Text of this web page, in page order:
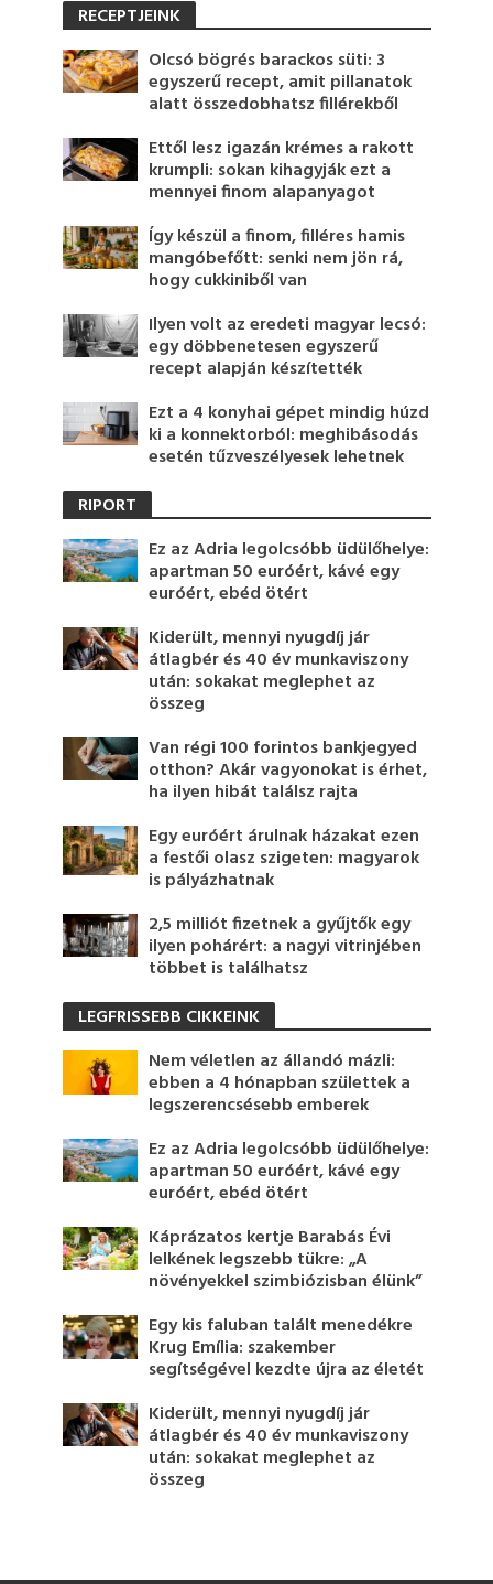
RECEPTJEINK
Olcsó bögrés barackos süti: 3
egyszerű recept, amit pillanatok
alatt összedobhatsz fillérekből
Ettől lesz igazán krémes a rakott
krumpli: sokan kihagyják ezt a
mennyei finom alapanyagot
Így készül a finom, filléres hamis
mangóbefőtt: senki nem jön rá,
hogy cukkiniből van
Ilyen volt az eredeti magyar lecsó:
egy döbbenetesen egyszerű
recept alapján készítették
Ezt a 4 konyhai gépet mindig húzd
ki a konnektorból: meghibásodás
esetén tűzveszélyesek lehetnek
RIPORT
Ez az Adria legolcsóbb üdülőhelye:
apartman 50 euróért, kávé egy
euróért, ebéd ötért
Kiderült, mennyi nyugdíj jár
átlagbér és 40 év munkaviszony
után: sokakat meglephet az
összeg
Van régi 100 forintos bankjegyed
otthon? Akár vagyonokat is érhet,
ha ilyen hibát találsz rajta
Egy euróért árulnak házakat ezen
a festői olasz szigeten: magyarok
is pályázhatnak
2,5 milliót fizetnek a gyűjtők egy
ilyen pohárért: a nagyi vitrinjében
többet is találhatsz
LEGFRISSEBB CIKKEINK
Nem véletlen az állandó mázli:
ebben a 4 hónapban születtek a
legszerencsésebb emberek
Ez az Adria legolcsóbb üdülőhelye:
apartman 50 euróért, kávé egy
euróért, ebéd ötért
Káprázatos kertje Barabás Évi
lelkének legszebb tükre: „A
növényekkel szimbiózisban élünk”
Egy kis faluban talált menedékre
Krug Emília: szakember
segítségével kezdte újra az életét
Kiderült, mennyi nyugdíj jár
átlagbér és 40 év munkaviszony
után: sokakat meglephet az
összeg